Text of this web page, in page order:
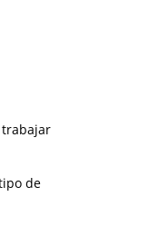
trabajar
de